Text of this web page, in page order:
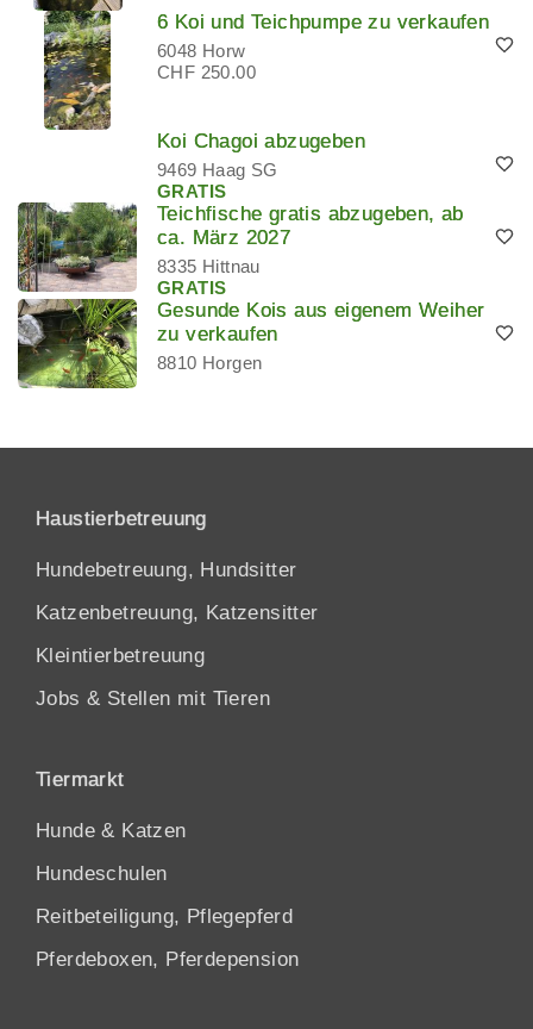
6 Koi und Teichpumpe zu verkaufen
6048 Horw
CHF 250.00
Koi Chagoi abzugeben
9469 Haag SG
GRATIS
Teichfische gratis abzugeben, ab
ca. März 2027
8335 Hittnau
GRATIS
Gesunde Kois aus eigenem Weiher
zu verkaufen
8810 Horgen
Haustierbetreuung
Hundebetreuung, Hundsitter
Katzenbetreuung, Katzensitter
Kleintierbetreuung
Jobs & Stellen mit Tieren
Tiermarkt
Hunde & Katzen
Hundeschulen
Reitbeteiligung, Pflegepferd
Pferdeboxen, Pferdepension